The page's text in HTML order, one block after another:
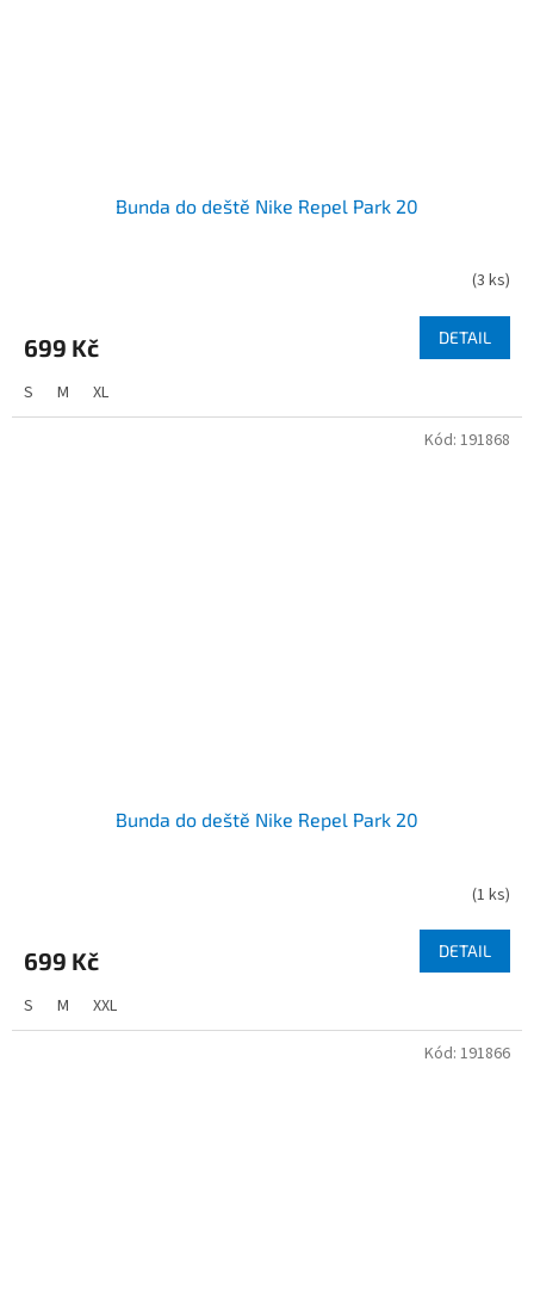
Bunda do deště Nike Repel Park 20
(3 ks)
699 Kč DETAIL
S M XL
Bunda do deště Nike Repel Park 20
(1 ks)
699 Kč DETAIL
S M XXL
Kód: 191868
Kód: 191866